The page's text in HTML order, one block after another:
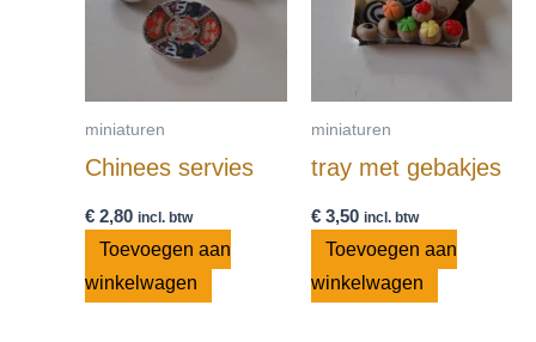
miniaturen
Chinees servies
€ 2,80 incl. btw
Toevoegen aan
winkelwagen
miniaturen
tray met gebakjes
€3,50 incl. btw
Toevoegen aan
winkelwagen